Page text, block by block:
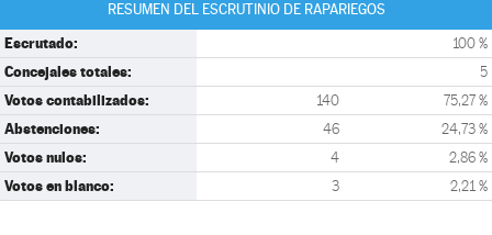
RESUMEN DEL ESCRUTINIO DE RAPARIEGOS
Escrutado: 100 %
Concejales totales: 5
Votos contabilizados: 140 75,27 %
Abstenciones: 46 24,73 %
Votos nulos: 4 2,86 %
Votos en blanco: 3 2,21 %